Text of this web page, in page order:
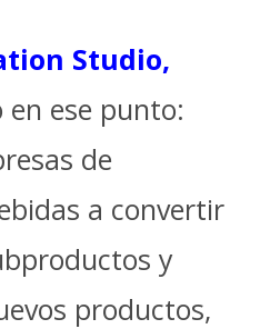
Studio,
ese punto:
de
a convertir
y
productos,